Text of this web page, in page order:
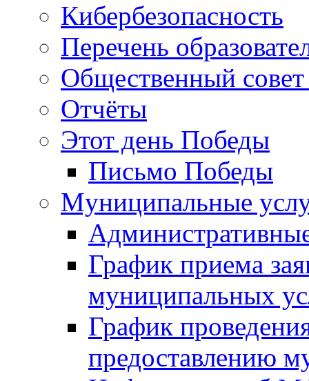
Кибербезопасность
Перечень
Общественный
Отчёты
Этот день Победы
Письмо Победы
Mуниципальные
График приема
муниципальных
График
предоставлению